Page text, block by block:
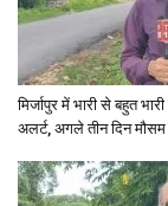
मिर्जापुर में भारी से बहुत
अलर्ट, अगले तीन दिन मौसम